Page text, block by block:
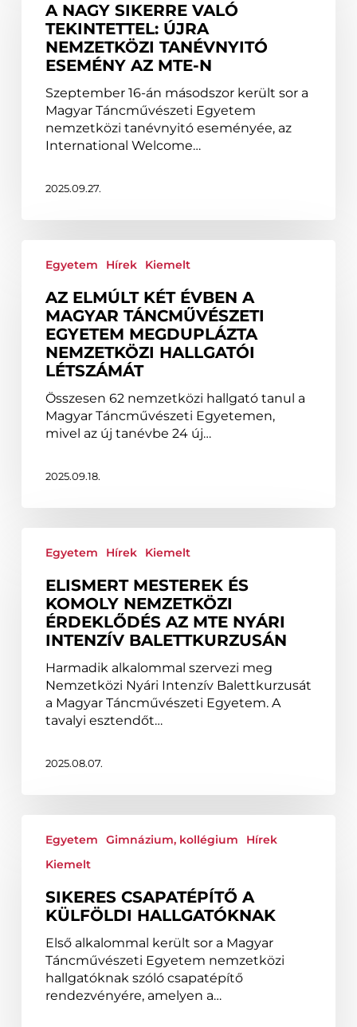
való
tekintettel:
nemzetközi
esemény
MTE-
A NAGY SIKERRE VALÓ
TEKINTETTEL: ÚJRA
NEMZETKÖZI TANÉVNYITÓ
ESEMÉNY AZ MTE-N
Szeptember 16-án másodszor került sor a
Magyar Táncművészeti Egyetem
nemzetközi tanévnyitó eseményée, az
International Welcome…
2025.09.27.
elmúlt
évben
Magyar
Táncművészeti
Egyetem
megduplázta
nemzetközi
hallgatói
létszámát
Egyetem Hírek Kiemelt
AZ ELMÚLT KÉT ÉVBEN A
MAGYAR TÁNCMŰVÉSZETI
EGYETEM MEGDUPLÁZTA
NEMZETKÖZI HALLGATÓI
LÉTSZÁMÁT
Összesen 62 nemzetközi hallgató tanul a
Magyar Táncművészeti Egyetemen,
mivel az új tanévbe 24 új…
2025.09.18.
mesterek
komoly
nemzetközi
érdeklődés
Nyári
Intenzív
Balettkurzusán
Egyetem Hírek Kiemelt
ELISMERT MESTEREK ÉS
KOMOLY NEMZETKÖZI
ÉRDEKLŐDÉS AZ MTE NYÁRI
INTENZÍV BALETTKURZUSÁN
Harmadik alkalommal szervezi meg
Nemzetközi Nyári Intenzív Balettkurzusát
a Magyar Táncművészeti Egyetem. A
tavalyi esztendőt…
2025.08.07.
csapatépítő
hallgatóknak
Egyetem Gimnázium, kollégium
Hírek
Kiemelt
SIKERES CSAPATÉPÍTŐ A
KÜLFÖLDI HALLGATÓKNAK
Első alkalommal került sor a Magyar
Táncművészeti Egyetem nemzetközi
hallgatóknak szóló csapatépítő
rendezvényére, amelyen a…